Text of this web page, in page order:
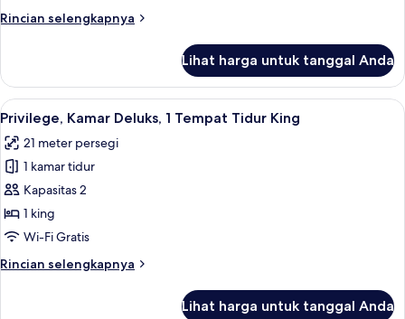
Tidur
Rincian selengkapnya
Rincian
Kamar
Klasik,
2
Tempat
Tidur
Twin
Lihat harga untuk tanggal Anda
Lihat
semua
foto
untuk
Privilege,
Kamar
Deluks,
Tempat
Privilege, Kamar Deluks, 1 Tempat
11
Privilege, Kamar Deluks, 1 Tempat Tidur King
21 meter persegi
1 kamar tidur
Kapasitas 2
1 king
Wi-Fi Gratis
Rincian selengkapnya
Rincian
Lihat harga untuk tanggal Anda